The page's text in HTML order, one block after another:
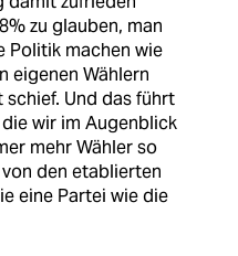
zu glauben, man
Politik machen wie
eigenen Wählern
Und das führt
wir im Augenblick
mehr Wähler so
den etablierten
eine Partei wie die